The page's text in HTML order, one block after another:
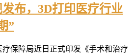
布，3D打印医疗行业
”
疗保障局近日正式印发《手术和治疗